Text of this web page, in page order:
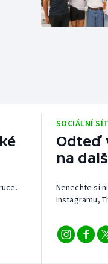
SOCIÁLNÍ
Odteď
na
Nenechte si
Instagramu,